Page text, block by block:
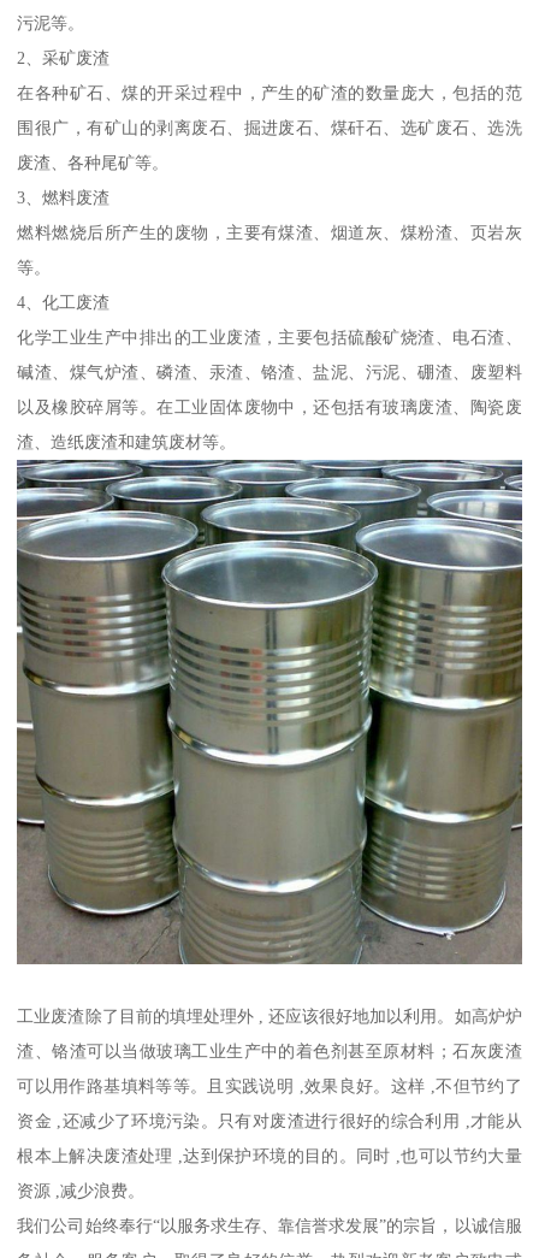
污泥等。
2、采矿废渣
在各种矿石、煤的开采过程中，产生的矿渣的数量庞大，包括的范
围很广，有矿山的剥离废石、掘进废石、煤矸石、选矿废石、选洗
废渣、各种尾矿等。
3、燃料废渣
燃料燃烧后所产生的废物，主要有煤渣、烟道灰、煤粉渣、页岩灰
等。
4、化工废渣
化学工业生产中排出的工业废渣，主要包括硫酸矿烧渣、电石渣、
碱渣、煤气炉渣、磷渣、汞渣、铬渣、盐泥、污泥、硼渣、废塑料
以及橡胶碎屑等。在工业固体废物中，还包括有玻璃废渣、陶瓷废
渣、造纸废渣和建筑废材等。
工业废渣除了目前的填埋处理外 , 还应该很好地加以利用。如高炉炉
渣、铬渣可以当做玻璃工业生产中的着色剂甚至原材料；石灰废渣
可以用作路基填料等等。且实践说明 ,效果良好。这样 ,不但节约了
资金 ,还减少了环境污染。只有对废渣进行很好的综合利用 ,才能从
根本上解决废渣处理 ,达到保护环境的目的。同时 ,也可以节约大量
资源 ,减少浪费。
我们公司始终奉行“以服务求生存、靠信誉求发展”的宗旨，以诚信服